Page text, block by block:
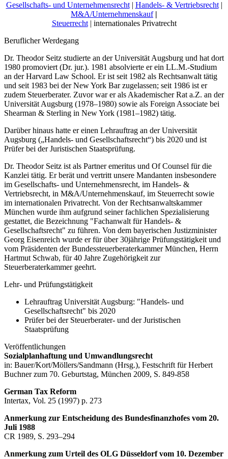
Gesellschafts- und Unternehmensrecht| Handels- & Vertriebsrecht|
M&A/Unternehmenskauf
Steuerrecht| internationales Privatrecht
Beruflicher Werdegang
Dr. Theodor Seitz studierte an der Universität Augsburg und hat dort
1980 promoviert (Dr. jur.). 1981 absolvierte er ein LL.M.-Studium
an der Harvard Law School. Er ist seit 1982 als Rechtsanwalt tätig
und seit 1983 bei der New York Bar zugelassen; seit 1986 ist er
zudem Steuerberater. Zuvor war er als Akademischer Rat a.Z. an der
Universität Augsburg (1978–1980) sowie als Foreign Associate bei
Shearman & Sterling in New York (1981–1982) tätig.
Darüber hinaus hatte er einen Lehrauftrag an der Universität
Augsburg („Handels- und Gesellschaftsrecht“) bis 2020 und ist
Prüfer bei der Juristischen Staatsprüfung.
Dr. Theodor Seitz ist als Partner emeritus und Of Counsel für die
Kanzlei tätig. Er berät und vertritt unsere Mandanten insbesondere
im Gesellschafts- und Unternehmensrecht, im Handels- &
Vertriebsrecht, in M&A/Unternehmenskauf, im Steuerrecht sowie
im internationalen Privatrecht. Von der Rechtsanwaltskammer
München wurde ihm aufgrund seiner fachlichen Spezialisierung
gestattet, die Bezeichnung "Fachanwalt für Handels- &
Gesellschaftsrecht" zu führen. Von dem bayerischen Justizminister
Georg Eisenreich wurde er für über 30jährige Prüfungstätigkeit und
vom Präsidenten der Bundessteuerberaterkammer München, Herrn
Hartmut Schwab, für 40 Jahre Zugehörigkeit zur
Steuerberaterkammer geehrt.
Lehr- und Prüfungstätigkeit
Lehrauftrag Universität Augsburg: "Handels- und
Gesellschaftsrecht" bis 2020
Prüfer bei der Steuerberater- und der Juristischen
Staatsprüfung
Veröffentlichungen
Sozialplanhaftung und Umwandlungsrecht
in: Bauer/Kort/Möllers/Sandmann (Hrsg.), Festschrift für Herbert
Buchner zum 70. Geburtstag, München 2009, S. 849-858
German Tax Reform
Intertax, Vol. 25 (1997) p. 273
Anmerkung zur Entscheidung des Bundesfinanzhofes vom 20.
Juli 1988
CR 1989, S. 293–294
Anmerkung zum Urteil des OLG Düsseldorf vom 10. Dezember